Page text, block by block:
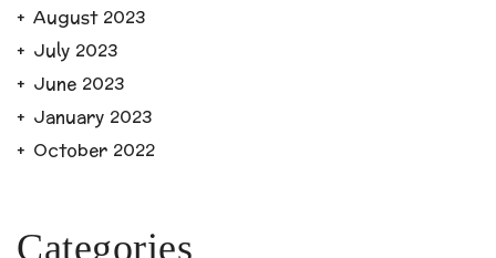
August 2023
July 2023
June 2023
January 2023
October 2022
Categories